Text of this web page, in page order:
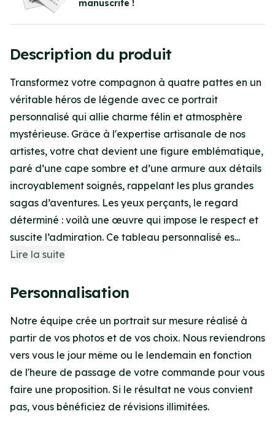
manuscrite !
Description du produit
Transformez votre compagnon à quatre pattes en un
véritable héros de légende avec ce portrait
personnalisé qui allie charme félin et atmosphère
mystérieuse. Grâce à l'expertise artisanale de nos
artistes, votre chat devient une figure emblématique,
paré d’une cape sombre et d’une armure aux détails
incroyablement soignés, rappelant les plus grandes
sagas d’aventures. Les yeux perçants, le regard
déterminé : voilà une œuvre qui impose le respect et
suscite l’admiration. Ce tableau personnalisé es...
Lire la suite
Personnalisation
Notre équipe crée un portrait sur mesure réalisé à
partir de vos photos et de vos choix. Nous reviendrons
vers vous le jour même ou le lendemain en fonction
de l'heure de passage de votre commande pour vous
faire une proposition. Si le résultat ne vous convient
pas, vous bénéficiez de révisions illimitées.